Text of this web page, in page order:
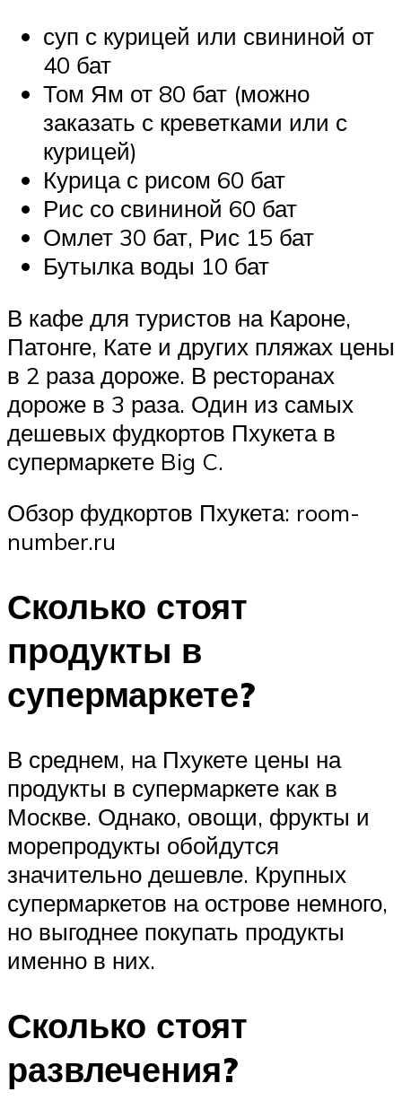
суп с курицей или свининой от
40 бат
Том Ям от 80 бат (можно
заказать с креветками или с
курицей)
Курица с рисом 60 бат
Рис со свининой 60 бат
Омлет 30 бат, Рис 15 бат
Бутылка воды 10 бат
В кафе для туристов на Кароне,
Патонге, Кате и других пляжах цены
в 2 раза дороже. В ресторанах
дороже в 3 раза. Один из самых
дешевых фудкортов Пхукета в
супермаркете Big C.
Обзор фудкортов Пхукета: room-
number.ru
Сколько стоят
продукты в
супермаркете?
В среднем, на Пхукете цены на
продукты в супермаркете как в
Москве. Однако, овощи, фрукты и
морепродукты обойдутся
значительно дешевле. Крупных
супермаркетов на острове немного,
но выгоднее покупать продукты
именно в них.
Сколько стоят
развлечения?